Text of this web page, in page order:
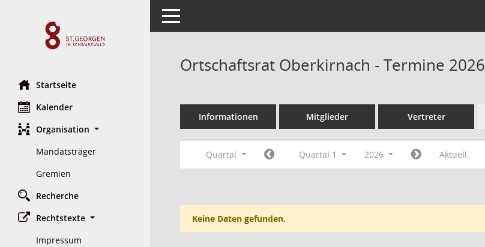
Startseite
Kalender
Organisation
Mandatsträger
Gremien
Recherche
Rechtstexte
Impressum
Toggle navigation
Ortschaftsrat Oberkirnach - Termine 2026
Informationen Mitglieder Vertreter
Quartal Quartal 1 2026 Aktuell
Keine Daten gefunden.